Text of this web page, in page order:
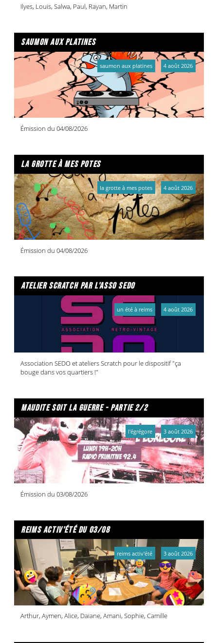
Ilyes, Louis, Salwa, Paul, Rayan, Martin
saumon aux platines
Émission du 04/08/2026
saumon aux platines 4 août 2026
la grotte à mes potes
Émission du 04/08/2026
la grotte à mes potes 4 août 2026
atelier scratch par l'asso sedo
Association SEDO et ateliers Scratch pour le dispositif "ça
bouge dans vos quartiers !"
un été à reims 4 août 2026
maudite soit la guerre - partie 2/2
Émission du 03/08/2026
l'égrégore 3 août 2026
reims activ'été du 03/08
Arthur, Aymen, Alice, Daiane, Amani, Sophie, Camille
reims activ'été 3 août 2026